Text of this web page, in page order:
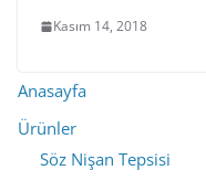
Kasım 14, 2018
Anasayfa
Ürünler
Söz Nişan Tepsisi